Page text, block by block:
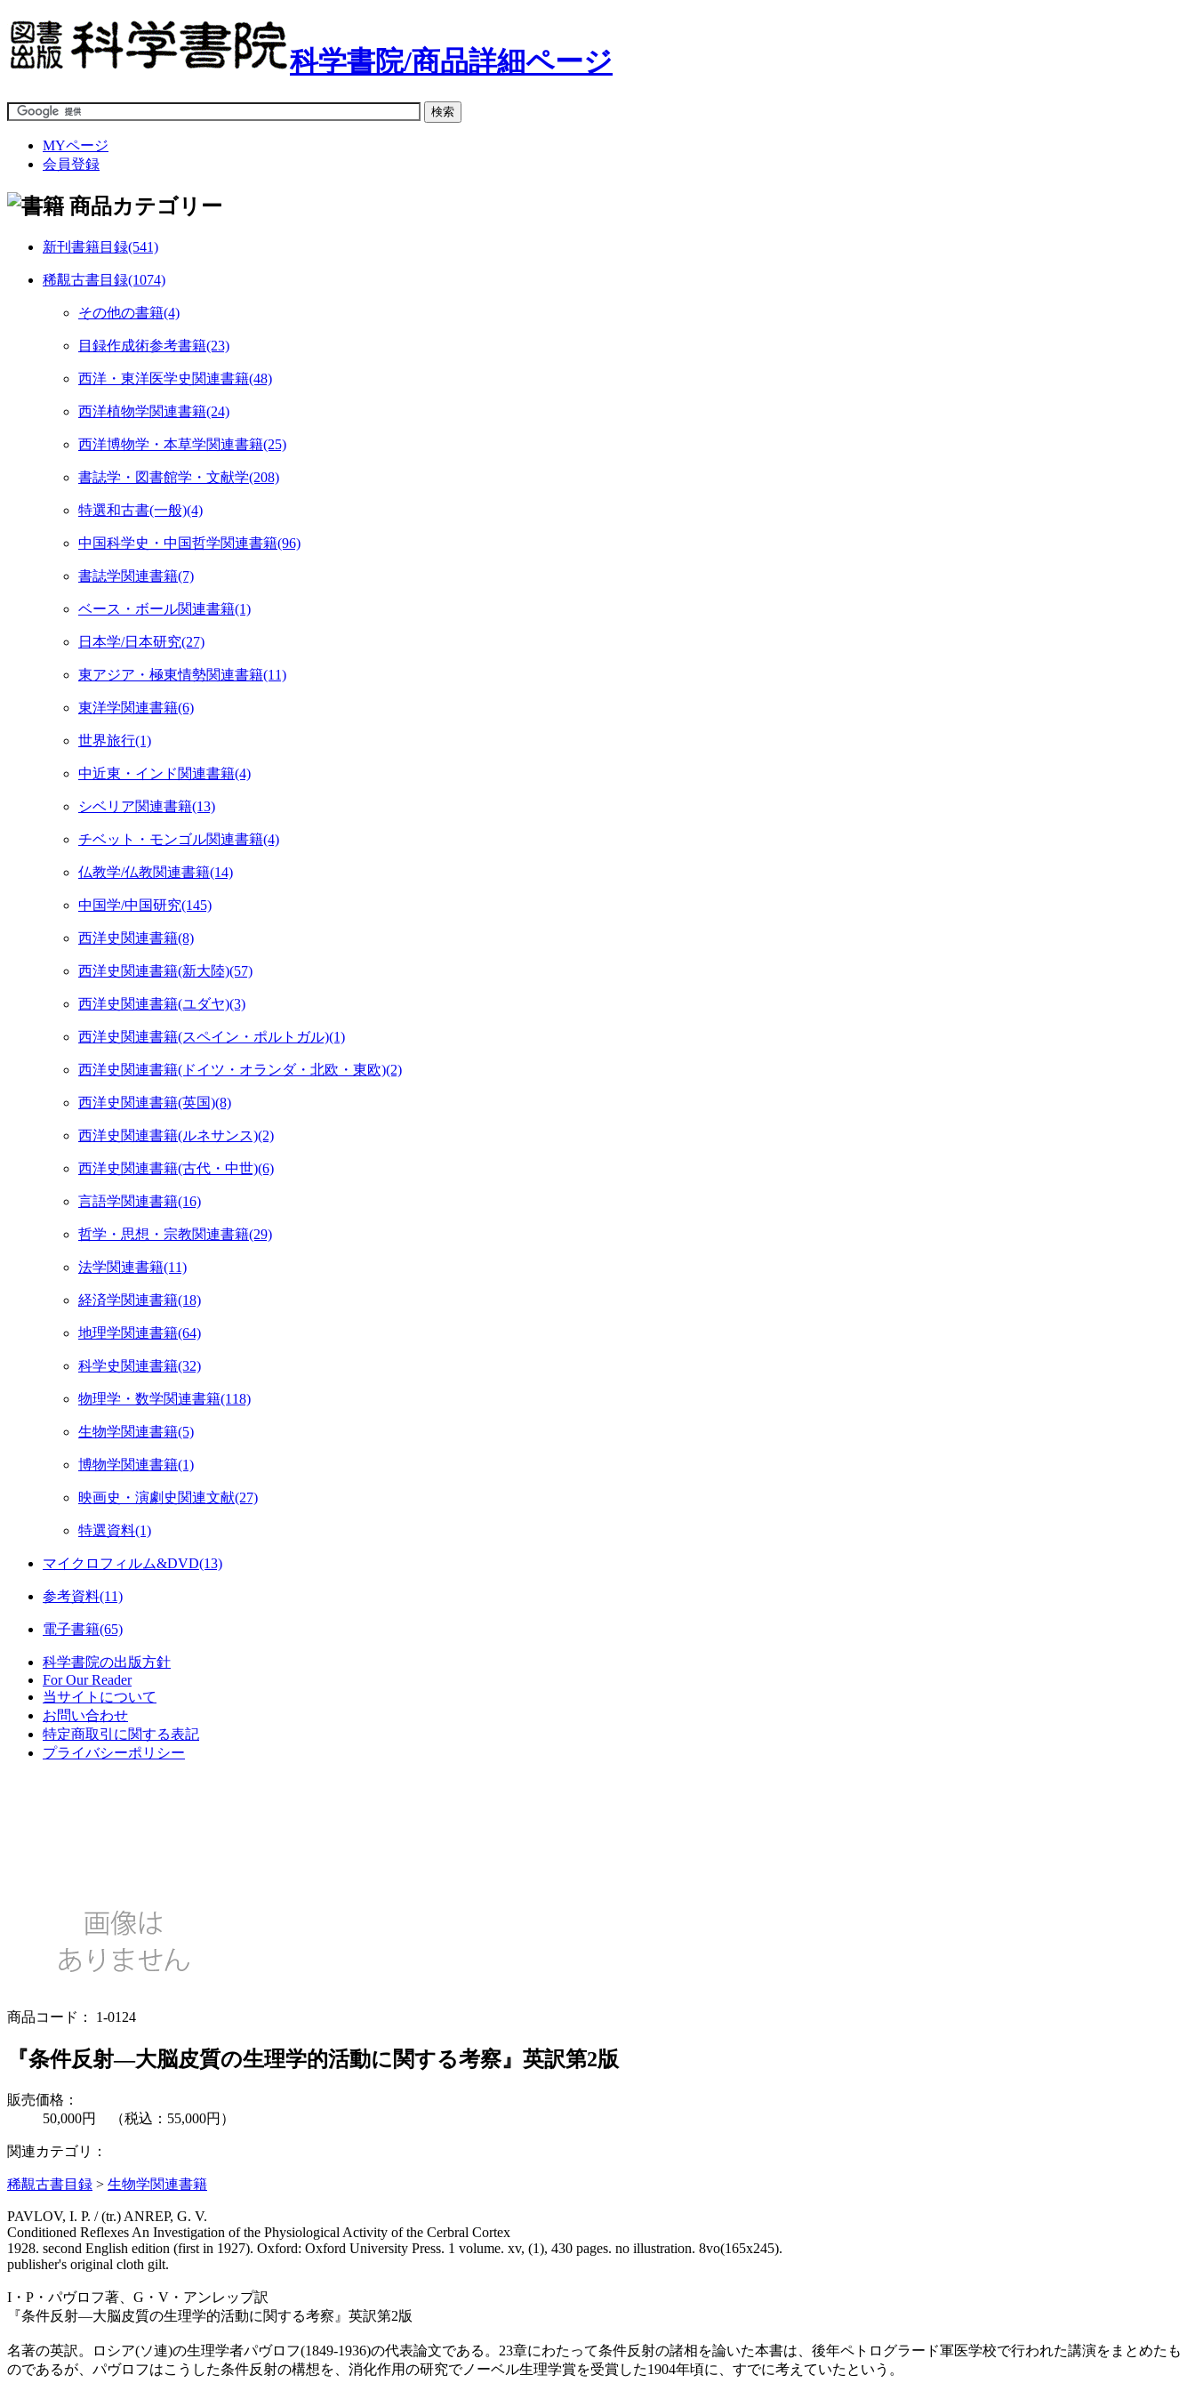
科学書院/商品詳細ページ
MYページ
会員登録
商品カテゴリー
新刊書籍目録(541)
稀覯古書目録(1074)
その他の書籍(4)
目録作成術参考書籍(23)
西洋・東洋医学史関連書籍(48)
西洋植物学関連書籍(24)
西洋博物学・本草学関連書籍(25)
書誌学・図書館学・文献学(208)
特選和古書(一般)(4)
中国科学史・中国哲学関連書籍(96)
書誌学関連書籍(7)
ベース・ボール関連書籍(1)
日本学/日本研究(27)
東アジア・極東情勢関連書籍(11)
東洋学関連書籍(6)
世界旅行(1)
中近東・インド関連書籍(4)
シベリア関連書籍(13)
チベット・モンゴル関連書籍(4)
仏教学/仏教関連書籍(14)
中国学/中国研究(145)
西洋史関連書籍(8)
西洋史関連書籍(新大陸)(57)
西洋史関連書籍(ユダヤ)(3)
西洋史関連書籍(スペイン・ポルトガル)(1)
西洋史関連書籍(ドイツ・オランダ・北欧・東欧)(2)
西洋史関連書籍(英国)(8)
西洋史関連書籍(ルネサンス)(2)
西洋史関連書籍(古代・中世)(6)
言語学関連書籍(16)
哲学・思想・宗教関連書籍(29)
法学関連書籍(11)
経済学関連書籍(18)
地理学関連書籍(64)
科学史関連書籍(32)
物理学・数学関連書籍(118)
生物学関連書籍(5)
博物学関連書籍(1)
映画史・演劇史関連文献(27)
特選資料(1)
マイクロフィルム&DVD(13)
参考資料(11)
電子書籍(65)
科学書院の出版方針
For Our Reader
当サイトについて
お問い合わせ
特定商取引に関する表記
プライバシーポリシー
商品コード： 1-0124
『条件反射―大脳皮質の生理学的活動に関する考察』英訳第2版
販売価格：
50,000円 （税込：55,000円）
関連カテゴリ：
稀覯古書目録 > 生物学関連書籍
PAVLOV, I. P. / (tr.) ANREP, G. V.
Conditioned Reflexes An Investigation of the Physiological Activity of the Cerbral Cortex
1928. second English edition (first in 1927). Oxford: Oxford University Press. 1 volume. xv, (1), 430 pages. no illustration. 8vo(165x245).
publisher's original cloth gilt.
I・P・パヴロフ著、G・V・アンレップ訳
『条件反射―大脳皮質の生理学的活動に関する考察』英訳第2版
名著の英訳。ロシア(ソ連)の生理学者パヴロフ(1849-1936)の代表論文である。23章にわたって条件反射の諸相を論いた本書は、後年ペトログラード軍医学校で行われた講演をまとめたも
のであるが、パヴロフはこうした条件反射の構想を、消化作用の研究でノーベル生理学賞を受賞した1904年頃に、すでに考えていたという。